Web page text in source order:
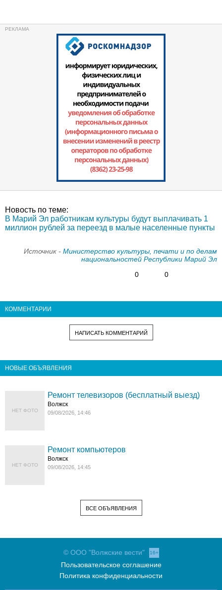
Новость по теме:
В Марий Эл работникам культуры будут выплачивать 1
миллион рублей за переезд в малые населенные пункты
Источник - Министерство культуры, печати и по делам
национальностей Республики Марий Эл
0
0
КОММЕНТАРИИ
НАПИСАТЬ КОММЕНТАРИЙ
НОВЫЕ ОБЪЯВЛЕНИЯ
НЕТ ФОТО
Ремонт телевизоров (бесплатный выезд)
Волжск
09/08/2026, 14:46
НЕТ ФОТО
Ремонт компьютеров
Волжск
09/08/2026, 14:45
ВСЕ ОБЪЯВЛЕНИЯ
© ООО "Волжские вести" 16+
Пользовательское соглашение
Политика конфиденциальности